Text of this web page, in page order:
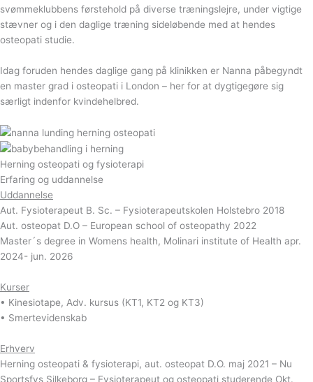
svømmeklubbens førstehold på diverse træningslejre, under vigtige
stævner og i den daglige træning sideløbende med at hendes
osteopati studie.
Idag foruden hendes daglige gang på klinikken er Nanna påbegyndt
en master grad i osteopati i London – her for at dygtigegøre sig
særligt indenfor kvindehelbred.
Herning osteopati og fysioterapi
Erfaring og uddannelse
Uddannelse
Aut. Fysioterapeut B. Sc. – Fysioterapeutskolen Holstebro 2018
Aut. osteopat D.O – European school of osteopathy 2022
Master´s degree in Womens health, Molinari institute of Health apr.
2024- jun. 2026
Kurser
• Kinesiotape, Adv. kursus (KT1, KT2 og KT3)
• Smertevidenskab
Erhverv
Herning osteopati & fysioterapi, aut. osteopat D.O. maj 2021 – Nu
Sportsfys Silkeborg – Fysioterapeut og osteopati studerende Okt.